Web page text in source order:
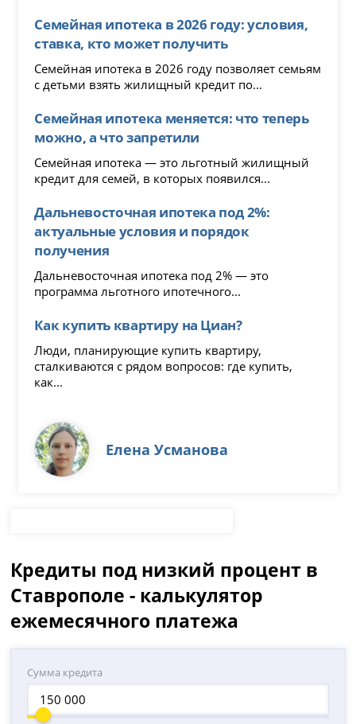
Семейная ипотека в 2026 году: условия,
ставка, кто может получить
Семейная ипотека в 2026 году позволяет семьям
с детьми взять жилищный кредит по...
Семейная ипотека меняется: что теперь
можно, а что запретили
Семейная ипотека — это льготный жилищный
кредит для семей, в которых появился...
Дальневосточная ипотека под 2%:
актуальные условия и порядок
получения
Дальневосточная ипотека под 2% — это
программа льготного ипотечного...
Как купить квартиру на Циан?
Люди, планирующие купить квартиру,
сталкиваются с рядом вопросов: где купить,
как...
Елена Усманова
Кредиты под низкий процент в
Ставрополе - калькулятор
ежемесячного платежа
Сумма кредита